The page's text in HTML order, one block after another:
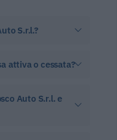
S.r.l.?
attiva o cessata?
Auto S.r.l. e